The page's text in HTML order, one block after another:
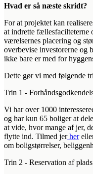
Hvad er så næste skridt?
‍For at projektet kan
at indrette fællesfacilteterne
værelsernes placering og
overbevise investorerne og
ikke bare er med for
Dette gør vi med følgende
Trin 1 -
Vi har over 1000
og har kun 65 boliger at
at vide, hvor mange af jer,
flytte ind. Tilmed jerher
om boligstørrelser,
Trin 2 - Reservation af